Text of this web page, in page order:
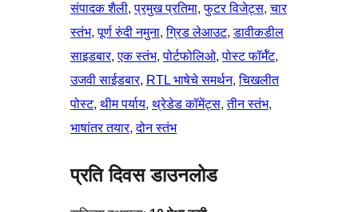
संपादक शैली, प्रमुख प्रतिमा, फुटर विजेट्स, चार
स्तंभ, पूर्ण रुंदी नमुना, ग्रिड लेआउट, डावीकडील
साइडबार, एक स्तंभ, पोर्टफोलिओ, पोस्ट फॉर्मॅट
उजवी साईडबार, RTL भाषेचे समर्थन, चिखलीत
पोस्ट, थीम पर्याय, थ्रेडेड कॉमेंट्स, तीन स्तंभ
भाषांतर तयार, दोन स्तंभ
प्रति दिवस डाउनलोड